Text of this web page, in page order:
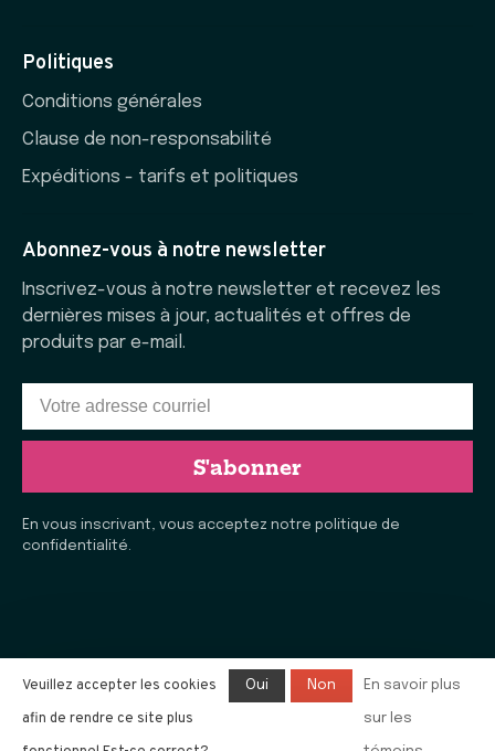
Politiques
Conditions générales
Clause de non-responsabilité
Expéditions - tarifs et politiques
Abonnez-vous à notre newsletter
Inscrivez-vous à notre newsletter et recevez les
dernières mises à jour, actualités et offres de
produits par e-mail.
S'abonner
En vous inscrivant, vous acceptez notre politique de
confidentialité.
© Copyright 2026 La Vie Laine de Rimouski
- Tous droits
réservés. E-commerce propulsé par
l'agence e-commerce
Veuillez accepter les cookies
afin de rendre ce site plus
Oui Non En savoir plus
sur les